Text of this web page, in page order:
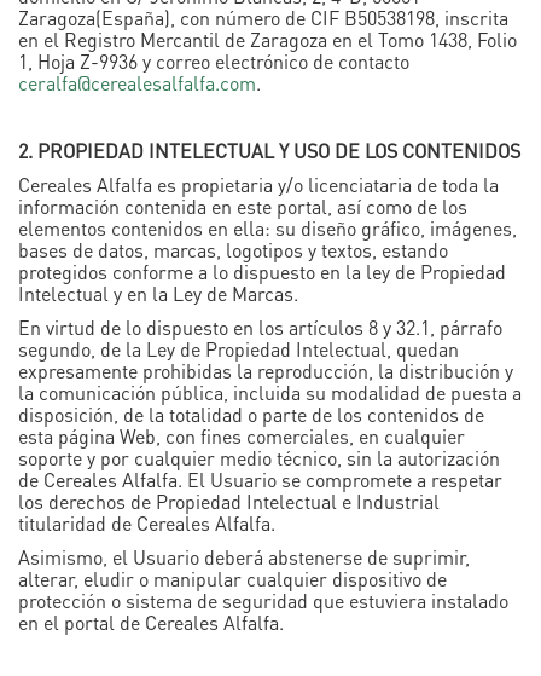
Zaragoza(España), con número de CIF B50538198, inscrita
en el Registro Mercantil de Zaragoza en el Tomo 1438, Folio
1, Hoja Z-9936 y correo electrónico de contacto
ceralfa@cerealesalfalfa.com.
2. PROPIEDAD INTELECTUAL Y USO DE LOS CONTENIDOS
Cereales Alfalfa es propietaria y/o licenciataria de toda la
información contenida en este portal, así como de los
elementos contenidos en ella: su diseño gráfico, imágenes,
bases de datos, marcas, logotipos y textos, estando
protegidos conforme a lo dispuesto en la ley de Propiedad
Intelectual y en la Ley de Marcas.
En virtud de lo dispuesto en los artículos 8 y 32.1, párrafo
segundo, de la Ley de Propiedad Intelectual, quedan
expresamente prohibidas la reproducción, la distribución y
la comunicación pública, incluida su modalidad de puesta a
disposición, de la totalidad o parte de los contenidos de
esta página Web, con fines comerciales, en cualquier
soporte y por cualquier medio técnico, sin la autorización
de Cereales Alfalfa. El Usuario se compromete a respetar
los derechos de Propiedad Intelectual e Industrial
titularidad de Cereales Alfalfa.
Asimismo, el Usuario deberá abstenerse de suprimir,
alterar, eludir o manipular cualquier dispositivo de
protección o sistema de seguridad que estuviera instalado
en el portal de Cereales Alfalfa.